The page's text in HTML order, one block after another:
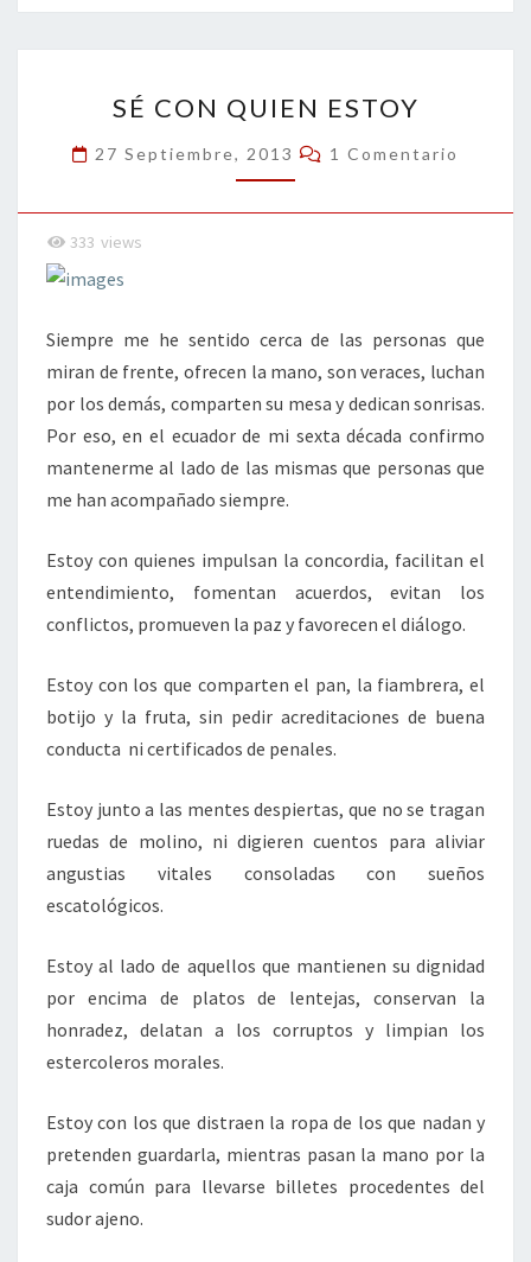
o
o
er dI
n
l
p
ar
tir
CON
QUIEN
ESTOY
SÉ CON QUIEN ESTOY
27 Septiembre, 2013 Comentarios
1 Comentario
333 views
Siempre me he sentido cerca de las personas que
miran de frente, ofrecen la mano, son veraces, luchan
por los demás, comparten su mesa y dedican sonrisas.
Por eso, en el ecuador de mi sexta década confirmo
mantenerme al lado de las mismas que personas que
me han acompañado siempre.
Estoy con quienes impulsan la concordia, facilitan el
entendimiento, fomentan acuerdos, evitan los
conflictos, promueven la paz y favorecen el diálogo.
Estoy con los que comparten el pan, la fiambrera, el
botijo y la fruta, sin pedir acreditaciones de buena
conducta ni certificados de penales.
Estoy junto a las mentes despiertas, que no se tragan
ruedas de molino, ni digieren cuentos para aliviar
angustias vitales consoladas con sueños
escatológicos.
Estoy al lado de aquellos que mantienen su dignidad
por encima de platos de lentejas, conservan la
honradez, delatan a los corruptos y limpian los
estercoleros morales.
Estoy con los que distraen la ropa de los que nadan y
pretenden guardarla, mientras pasan la mano por la
caja común para llevarse billetes procedentes del
sudor ajeno.